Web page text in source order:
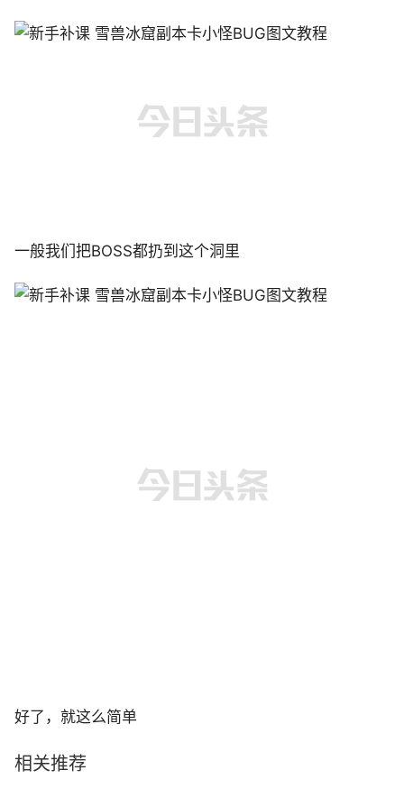
一般我们把BOSS都扔到这个洞里
好了，就这么简单
相关推荐